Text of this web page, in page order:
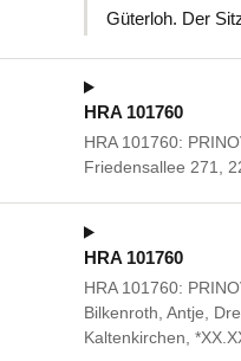
Güterloh. Der
HRA 101760
HRA 101760:
Friedensallee 271,
HRA 101760
HRA 101760:
Bilkenroth, Antje,
Kaltenkirchen,